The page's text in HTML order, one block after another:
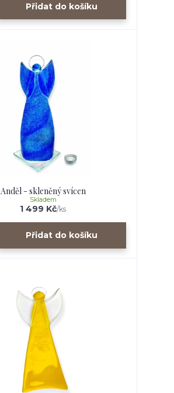
Přidat do košíku
Anděl - skleněný svícen
1 499 Kč/ks
Skladem
Přidat do košíku